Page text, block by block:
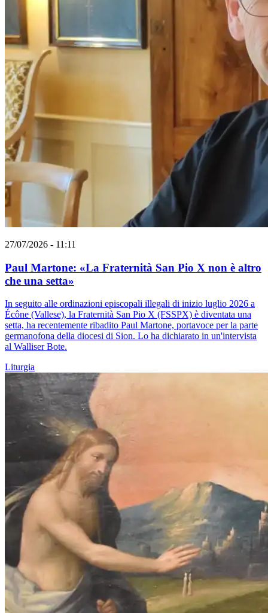
27/07/2026 - 11:11
Paul Martone: «La Fraternità San Pio X non è altro
che una setta»
In seguito alle ordinazioni episcopali illegali di inizio luglio 2026 a
Écône (Vallese), la Fraternità San Pio X (FSSPX) è diventata una
setta, ha recentemente ribadito Paul Martone, portavoce per la parte
germanofona della diocesi di Sion. Lo ha dichiarato in un'intervista
al Walliser Bote.
Liturgia